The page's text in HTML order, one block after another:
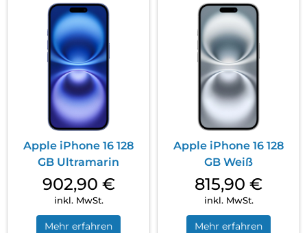
Apple iPhone 16 128
GB Ultramarin
902,90 €
inkl. MwSt.
Mehr erfahren
Apple iPhone 16 128
GB Weiß
815,90 €
inkl. MwSt.
Mehr erfahren